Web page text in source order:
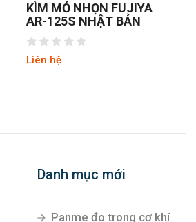
KÌM MỎ NHỌN FUJIYA
AR-125S NHẬT BẢN
Liên hệ
Danh mục mới
Panme đo trong cơ khí